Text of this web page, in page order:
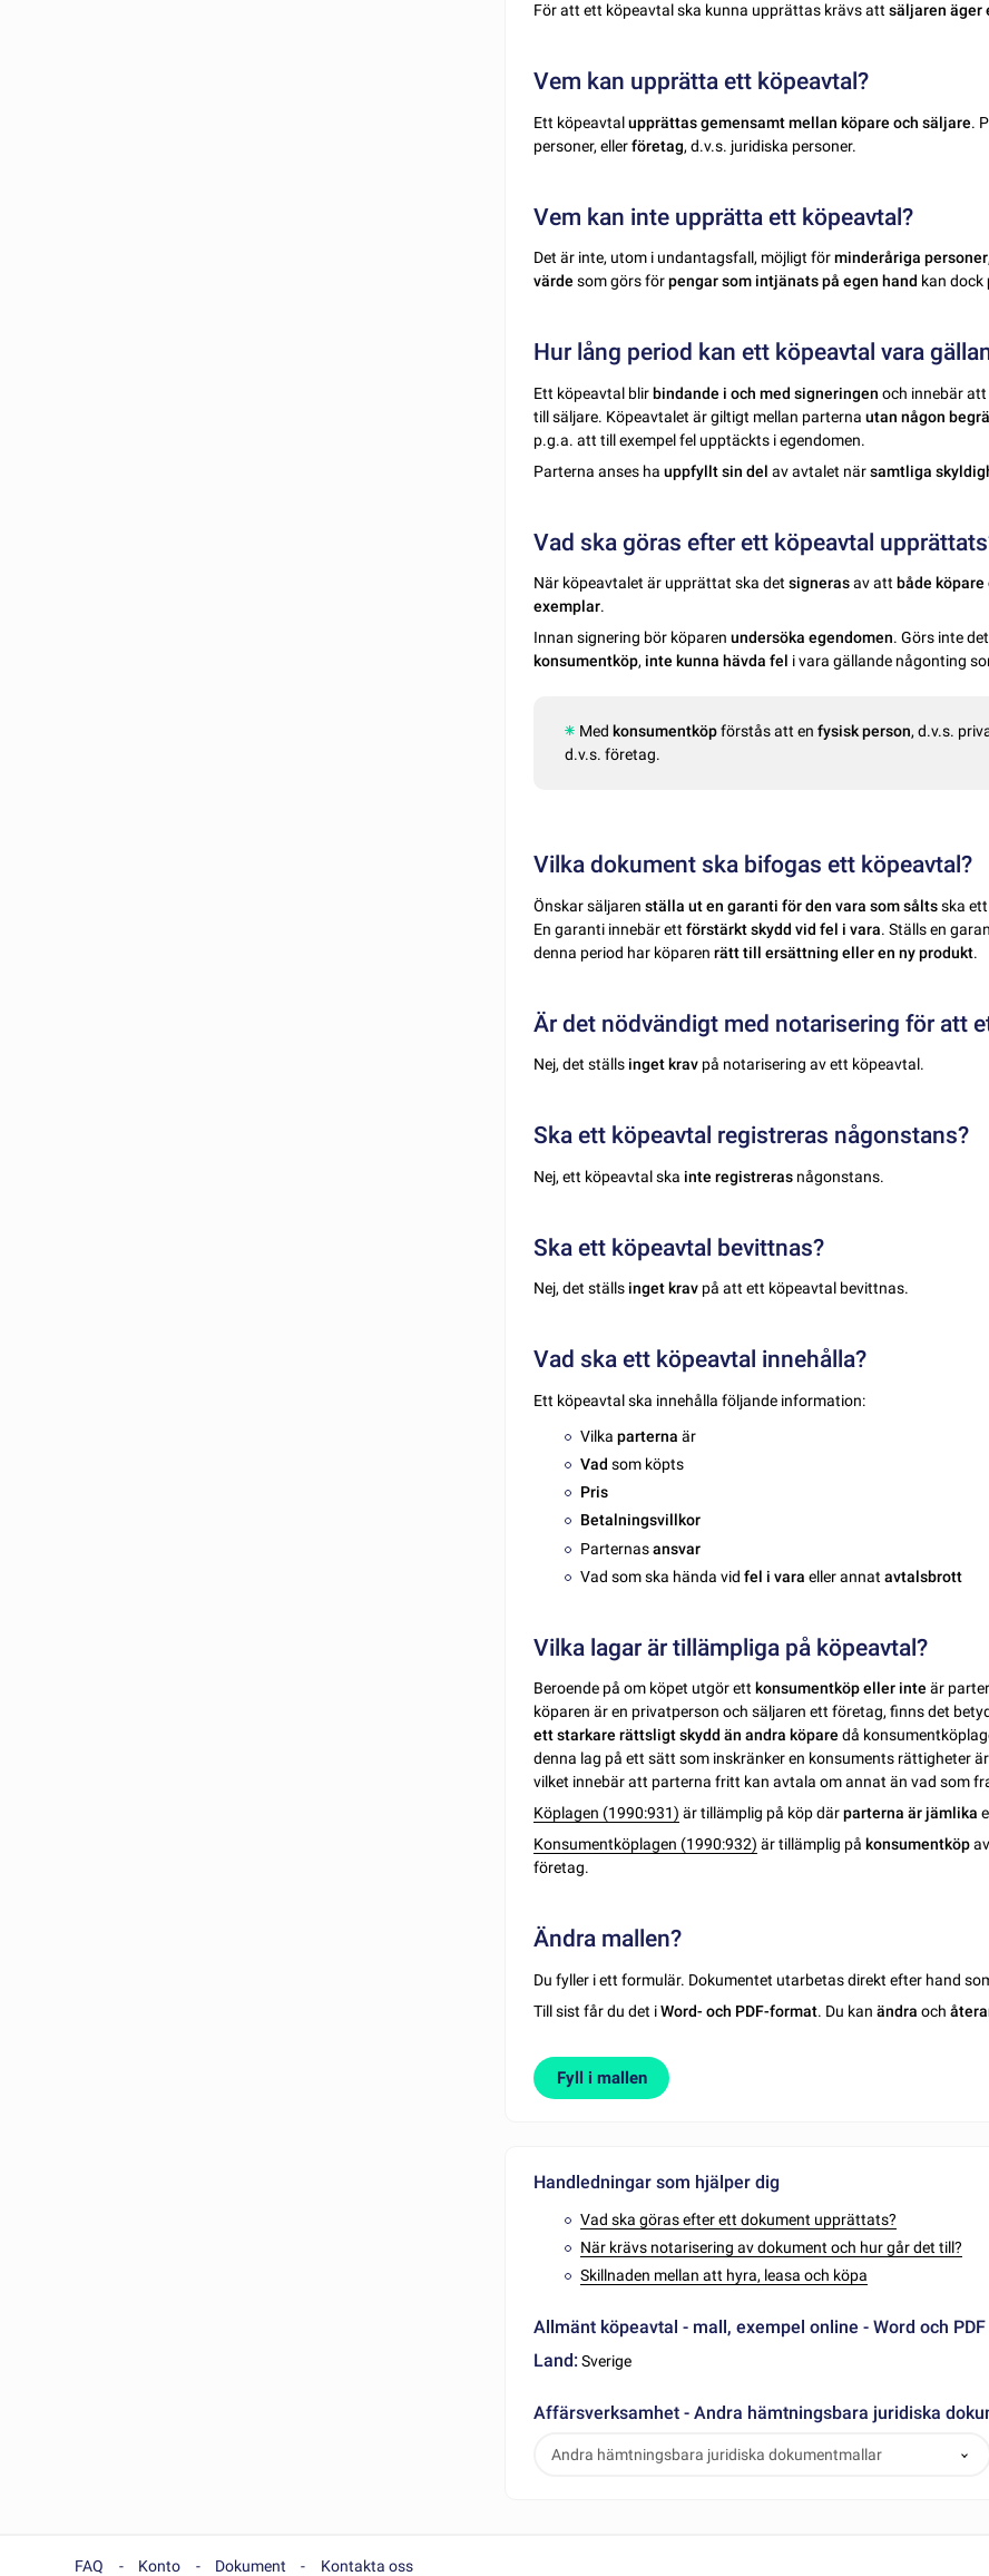
För att ett köpeavtal ska kunna upprättas krävs attsäljaren äger
Vem kan upprätta ett köpeavtal?
Ett köpeavtalupprättas gemensamt mellan köpare och säljare.
personer, ellerföretag, d.v.s. juridiska personer.
Vem kan inte upprätta ett köpeavtal?
Det är inte, utom i undantagsfall, möjligt förminderåriga personer
värdesom görs förpengar som intjänats på egen hand kan dock
Hur lång period kan ett köpeavtal vara
Ett köpeavtal blirbindande i och med signeringen och innebär
till säljare. Köpeavtalet är giltigt mellan parternautan någon
p.g.a. att till exempel fel upptäckts i egendomen.
Parterna anses ha uppfyllt sin del av avtalet närsamtliga
Vad ska göras efter ett köpeavtal
När köpeavtalet är upprättat ska detsignerasav att både
exemplar.
Innan signering bör köparenundersöka egendomen. Görs inte
konsumentköp, inte kunna hävda fel i vara gällande någonting
Med konsumentköpförstås att enfysisk person, d.v.s.
d.v.s. företag.
Vilka dokument ska bifogas ett köpeavtal?
Önskar säljarenställa ut en garanti för den vara som såltsska
En garanti innebär ettförstärkt skydd vid fel i vara. Ställs en
denna period har köparenrätt till ersättning eller en ny produkt.
Är det nödvändigt med notarisering för att
Nej, det ställs inget krav på notarisering av ett köpeavtal.
Ska ett köpeavtal registreras någonstans?
Nej, ett köpeavtal ska inte registreras någonstans.
Ska ett köpeavtal bevittnas?
Nej, det ställs inget krav på att ett köpeavtal bevittnas.
Vad ska ett köpeavtal innehålla?
Ett köpeavtal ska innehålla följande information:
Vilkaparterna är
Vad som köpts
Pris
Betalningsvillkor
Parternasansvar
Vad som ska hända vidfel i vara eller annatavtalsbrott
Vilka lagar är tillämpliga på köpeavtal?
Beroende på om köpet utgör ett konsumentköp eller inteär
köparen är en privatperson och säljaren ett företag, finns det
ett starkare rättsligt skydd än andra köpare då
denna lag på ett sätt som inskränker en konsuments rättigheter
vilket innebär att parterna fritt kan avtala om annat än vad som
Köplagen (1990:931) är tillämplig på köp därparterna är jämlika
Konsumentköplagen (1990:932) är tillämplig på konsumentköp
företag.
Ändra mallen?
Du fyller i ett formulär. Dokumentet utarbetas direkt efter hand
Till sist får du det iWord- och PDF-format. Du kanändra och
Fyll i mallen
Handledningar som hjälper dig
Vad ska göras efter ett dokument upprättats?
När krävs notarisering av dokument och hur går det till?
Skillnaden mellan att hyra, leasa och köpa
Allmänt köpeavtal - mall, exempel online - Word och PDF
Land: Sverige
Affärsverksamhet - Andra hämtningsbara juridiska
Andra hämtningsbara juridiska dokumentmallar
FAQ Konto Dokument Kontakta oss